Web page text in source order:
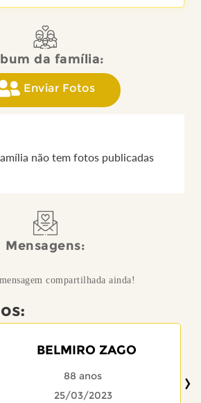
da família:
Enviar Fotos
não tem fotos publicadas
Mensagens:
compartilhada ainda!
BELMIRO ZAGO
88 anos
25/03/2023
›